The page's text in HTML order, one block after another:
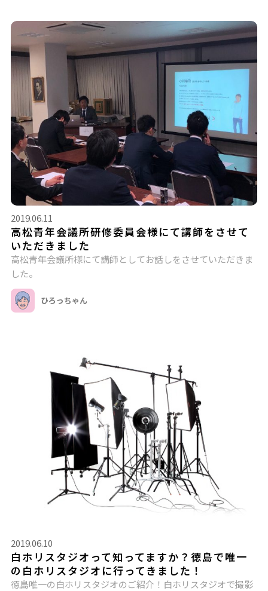
2019.06.11
高松青年会議所研修委員会様にて講師をさせて
いただきました
高松青年会議所様にて講師としてお話しをさせていただきま
した。
ひろっちゃん
2019.06.10
白ホリスタジオって知ってますか？徳島で唯一
の白ホリスタジオに行ってきました！
徳島唯一の白ホリスタジオのご紹介！白ホリスタジオで撮影